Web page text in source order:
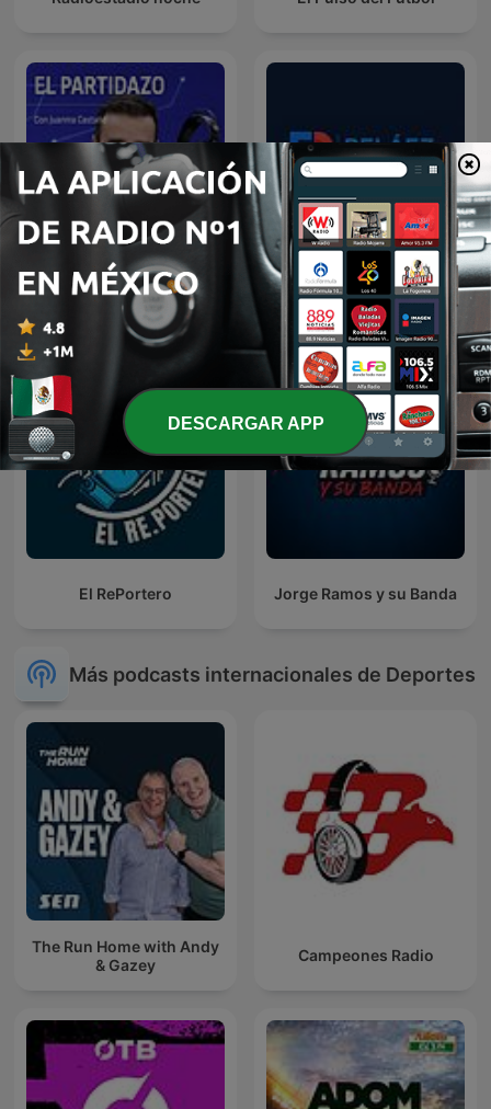
El Partidazo de COPE Peláez y de Francisco
El RePortero Jorge Ramos y su Banda
Más podcasts internacionales de Deportes
The Run Home with Andy
& Gazey
Campeones Radio
DESCARGAR APP